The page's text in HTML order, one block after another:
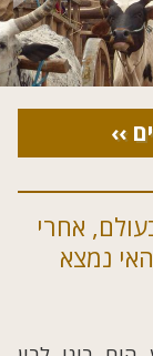
››
אחרי
נמצא